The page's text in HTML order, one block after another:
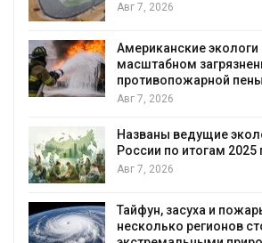
Авг 7, 2026
Американские
масштабном
противопожарной пены
Авг 7, 2026
Названы ведущие
России по итогам 2025
Авг 7, 2026
Тайфун, засуха и
несколько регионов